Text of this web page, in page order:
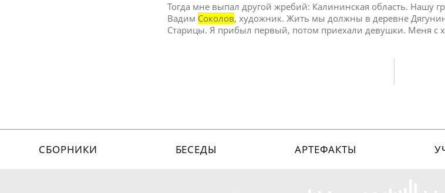
Тогда мне выпал другой жребий: Калининская область. Нашу
Вадим Соколов, художник. Жить мы должны в деревне
Старицы. Я прибыл первый, потом приехали девушки. Меня с
СБОРНИКИ БЕСЕДЫ АРТЕФАКТЫ